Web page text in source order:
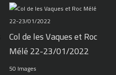
Col de les Vaques et Roc
Mélé 22-23/01/2022
50 Images